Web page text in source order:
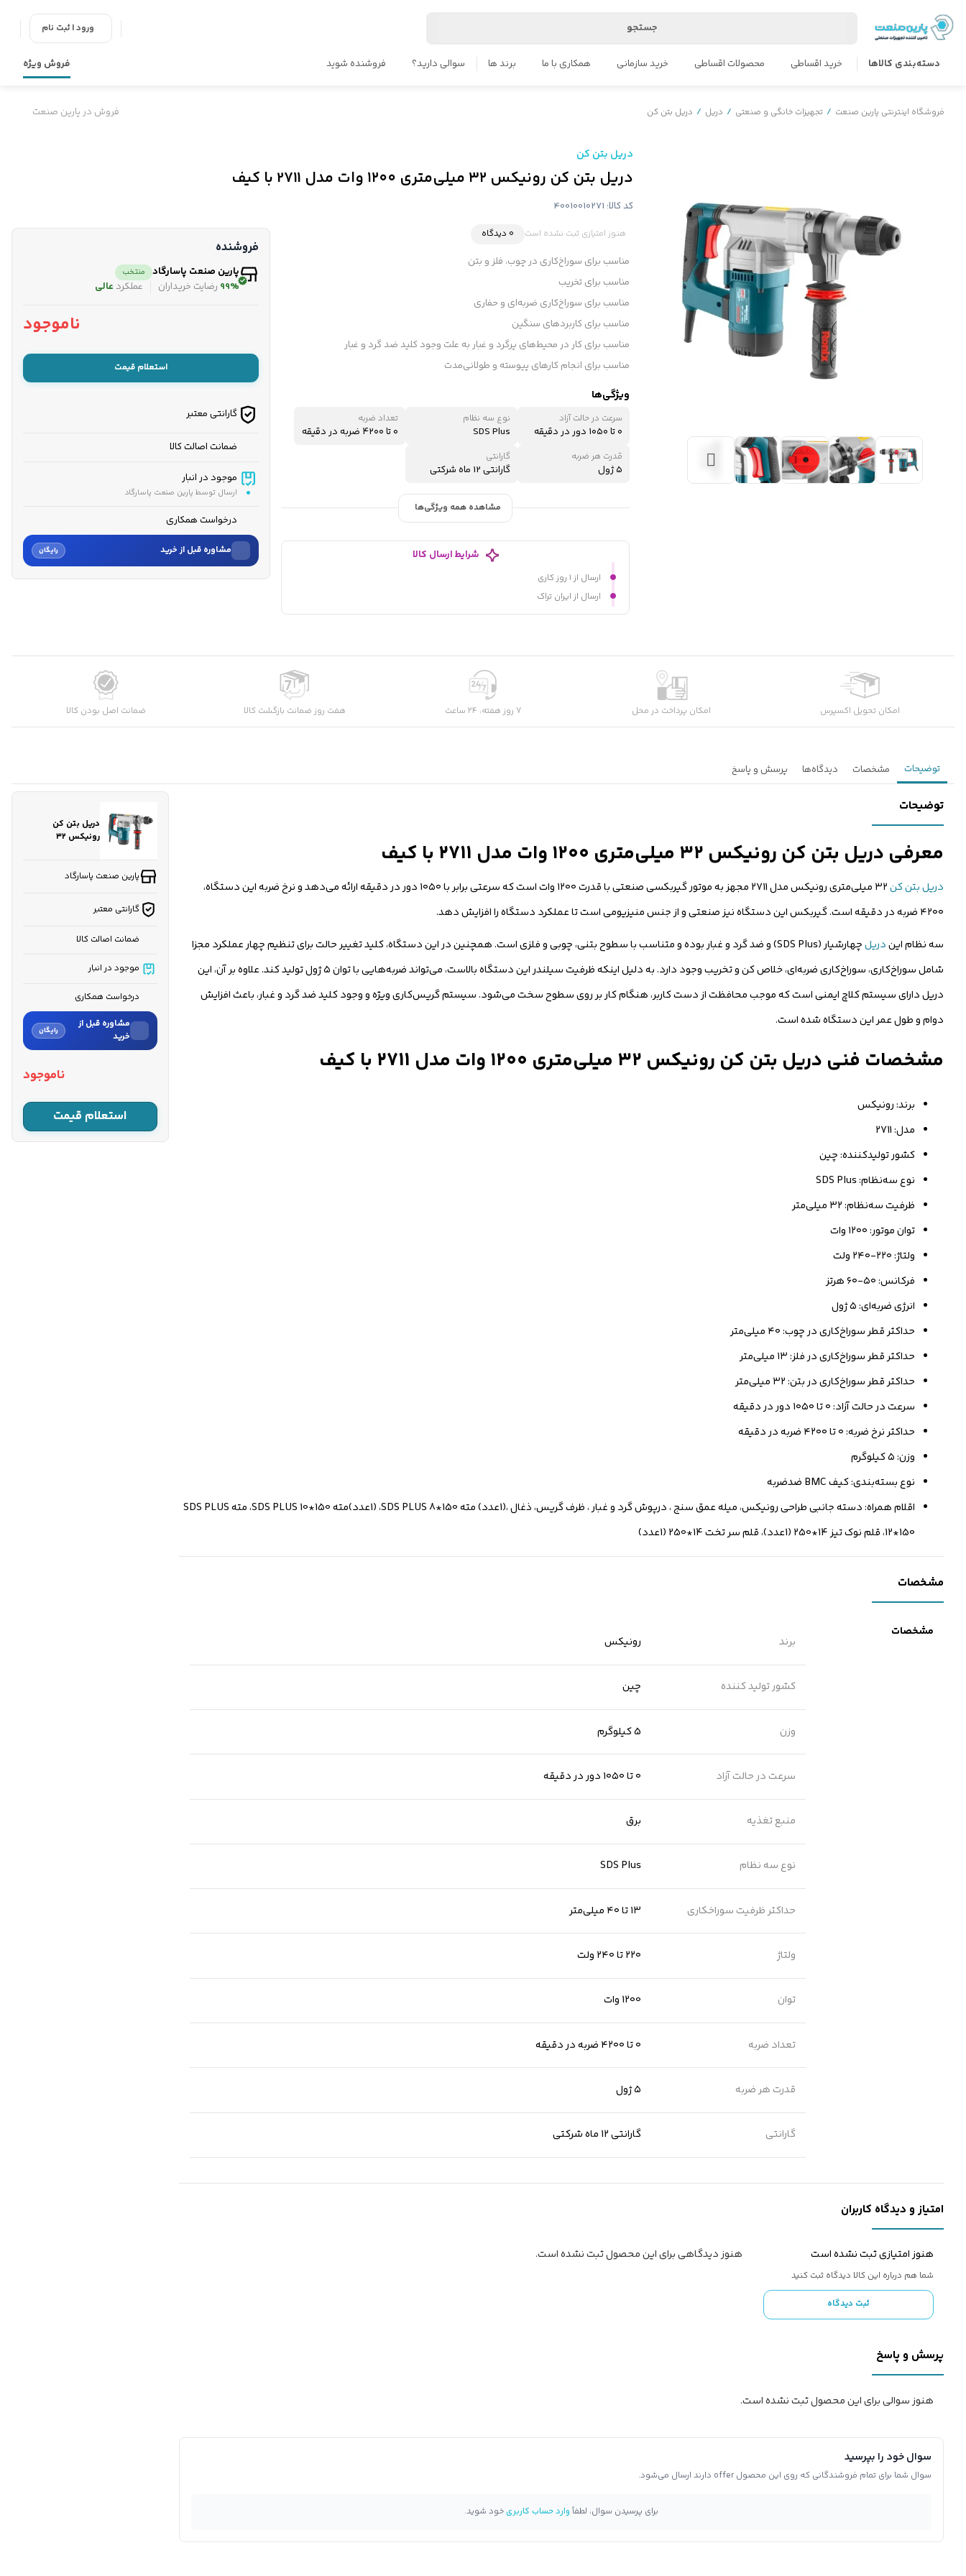
جستجو ورود | ثبت نام
دسته‌بندی کالاها خرید اقساطی محصولات اقساطی خرید سازمانی همکاری با ما برند ها سوالی دارید؟ فروشنده شوید فروش ویژه
فروشگاه اینترنتی پارین صنعت / تجهیزات خانگی و صنعتی / دریل / دریل بتن کن فروش در پارین صنعت
دریل بتن کن
دریل بتن کن رونیکس ۳۲ میلی‌متری ۱۲۰۰ وات مدل 2711 با کیف
کد کالا: 40010010271
هنوز امتیازی ثبت نشده است 0 دیدگاه
‌مناسب برای سوراخ‌کاری در چوب، فلز و بتن
مناسب برای تخریب
مناسب برای سوراخ‌کاری‌ ضربه‌ای و حفاری
مناسب برای کاربردهای سنگین
مناسب برای کار در محیط‌های پرگرد و غبار به علت وجود کلید ضد گرد و غبار
مناسب برای انجام کارهای پیوسته و طولانی‌مدت
ویژگی‌ها
سرعت در حالت آزاد
۰ تا ۱۰۵۰ دور در دقیقه
نوع سه نظام
SDS Plus
تعداد ضربه
۰ تا ۴۲۰۰ ضربه در دقیقه
قدرت هر ضربه
۵ ژول
گارانتی
گارانتی 12 ماه شرکتی
مشاهده همه ویژگی‌ها
شرایط ارسال کالا
ارسال از ۱ روز کاری
ارسال از ایران تراک
فروشنده
پارین صنعت پاسارگاد منتخب
99% رضایت خریداران عملکرد عالی
ناموجود
استعلام قیمت
گارانتی معتبر
ضمانت اصالت کالا
موجود در انبار
ارسال توسط پارین صنعت پاسارگاد
درخواست همکاری
مشاوره قبل از خرید رایگان
نام
شماره موبایل
۱۲۰...» با شما تماس می‌گیرند.
امکان تحویل اکسپرس امکان پرداخت در محل 7 روز هفته، 24 ساعت هفت روز ضمانت بازگشت کالا ضمانت اصل بودن کالا
توضیحات مشخصات دیدگاه‌ها پرسش و پاسخ
توضیحات
معرفی دریل بتن کن رونیکس ۳۲ میلی‌متری ۱۲۰۰ وات مدل 2711 با کیف
دریل بتن کن
۳۲ میلی‌متری رونیکس مدل 2711 مجهز به موتور گیربکسی صنعتی با قدرت ۱۲۰۰ وات است که سرعتی برابر با ۱۰۵۰ دور در دقیقه ارائه می‌دهد و نرخ ضربه این دستگاه،
۴۲۰۰ ضربه در دقیقه است. گیربکس این دستگاه نیز صنعتی و از جنس منیزیومی‌ است تا عملکرد دستگاه را افزایش دهد.
سه نظام ایندریل
چهارشیار (SDS Plus) و ضد گرد و غبار بوده و متناسب با سطوح بتنی، چوبی و فلزی است. همچنین در این دستگاه، کلید تغییر حالت برای تنظیم چهار عملکرد مجزا
شامل سوراخ‌کاری، سوراخ‌کاری ضربه‌ای، خلاص کن و تخریب وجود دارد. به دلیل اینکه ظرفیت سیلندر این دستگاه بالاست، می‌تواند ضربه‌هایی با توان ۵ ژول تولید کند. علاوه بر آن، این
دریل دارای سیستم کلاچ ایمنی است که موجب محافظت از دست کاربر، هنگام کار بر روی سطوح سخت می‌شود. سیستم گریس‌کاری ویژه و وجود کلید ضد گرد و غبار، باعث افزایش
دوام و طول عمر این دستگاه شده است.
مشخصات فنی دریل بتن کن رونیکس ۳۲ میلی‌متری ۱۲۰۰ وات مدل 2711 با کیف
برند: رونیکس
مدل: 2711
کشور تولیدکننده: چین
نوع سه‌نظام: SDS Plus
ظرفیت سه‌نظام: ۳۲ میلی‌متر
توان موتور: ۱۲۰۰ وات
ولتاژ: ۲۲۰-۲۴۰ ولت
فرکانس: ۵۰-۶۰ هرتز
انرژی ضربه‌ای: ۵ ژول
حداکثر قطر سوراخ‌کاری‌ در چوب: ۴۰ میلی‌متر
حداکثر قطر سوراخ‌کاری‌ در فلز: ۱۳ میلی‌متر
حداکثر قطر سوراخ‌کاری‌ در بتن: ۳۲ میلی‌متر
سرعت در حالت آزاد: ۰ تا ۱۰۵۰ دور در دقیقه
حداکثر نرخ ضربه: ۰ تا ۴۲۰۰ ضربه در دقیقه
وزن: ۵ کیلوگرم
نوع بسته‌بندی: کیف BMC ضدضربه
اقلام همراه: دسته جانبی طراحی رونیکس، میله عمق سنج ، درپوش گرد و غبار ، ظرف گریس، ذغال ،(1عدد) مته SDS PLUS 8*150، (1عدد)مته SDS PLUS 10*150، مته SDS PLUS
12*150، قلم نوک تیز 14*250 (1عدد)، قلم سر تخت 14*250 (1عدد)
مشخصات
مشخصات
برند رونیکس
کشور تولید کننده چین
وزن 5 کیلوگرم
سرعت در حالت آزاد ۰ تا ۱۰۵۰ دور در دقیقه
منبع تغذیه برق
نوع سه نظام SDS Plus
حداکثر ظرفیت سوراخکاری ۱۳ تا ۴۰ میلی‌متر
ولتاژ ۲۲۰ تا ۲۴۰ ولت
توان 1200 وات
تعداد ضربه ۰ تا ۴۲۰۰ ضربه در دقیقه
قدرت هر ضربه ۵ ژول
گارانتی گارانتی 12 ماه شرکتی
امتیاز و دیدگاه کاربران
هنوز امتیازی ثبت نشده است
شما هم درباره این کالا دیدگاه ثبت کنید
ثبت دیدگاه
هنوز دیدگاهی برای این محصول ثبت نشده است.
پرسش و پاسخ
هنوز سوالی برای این محصول ثبت نشده است.
سوال خود را بپرسید
سوال شما برای تمام فروشندگانی که روی این محصول offer دارند ارسال می‌شود.
برای پرسیدن سوال، لطفاًوارد حساب کاربریخود شوید.
دریل بتن کن
رونیکس ۳۲
مدل 2711 با کیف
پارین صنعت پاسارگاد
گارانتی معتبر
ضمانت اصالت کالا
موجود در انبار
درخواست همکاری
مشاوره قبل از
خرید
رایگان
نام خانوادگی
شماره موبایل
ناموجود
استعلام قیمت